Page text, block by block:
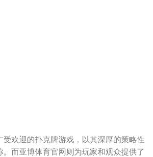
受欢迎的扑克牌游戏，以其深厚的策略性
。而亚博体育官网则为玩家和观众提供了